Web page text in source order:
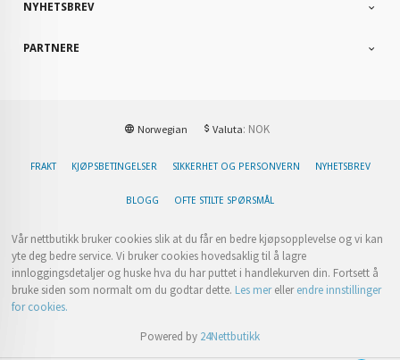
NYHETSBREV
PARTNERE
Norwegian Valuta: NOK
FRAKT KJØPSBETINGELSER SIKKERHET OG PERSONVERN NYHETSBREV
BLOGG OFTE STILTE SPØRSMÅL
Vår nettbutikk bruker cookies slik at du får en bedre kjøpsopplevelse og vi kan
yte deg bedre service. Vi bruker cookies hovedsaklig til å lagre
innloggingsdetaljer og huske hva du har puttet i handlekurven din. Fortsett å
bruke siden som normalt om du godtar dette. Les merellerendre innstillinger
for cookies.
Powered by 24Nettbutikk